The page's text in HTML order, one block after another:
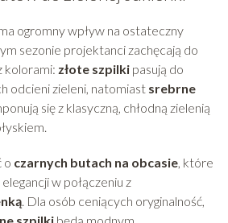
ogromny wpływ na ostateczny
sezonie projektanci zachęcają do
kolorami: złote szpilkipasują do
odcieni zieleni, natomiast srebrne
się z klasyczną, chłodną zielenią
o czarnych butach na obcasie, które
w połączeniu z
. Dla osób ceniących oryginalność,